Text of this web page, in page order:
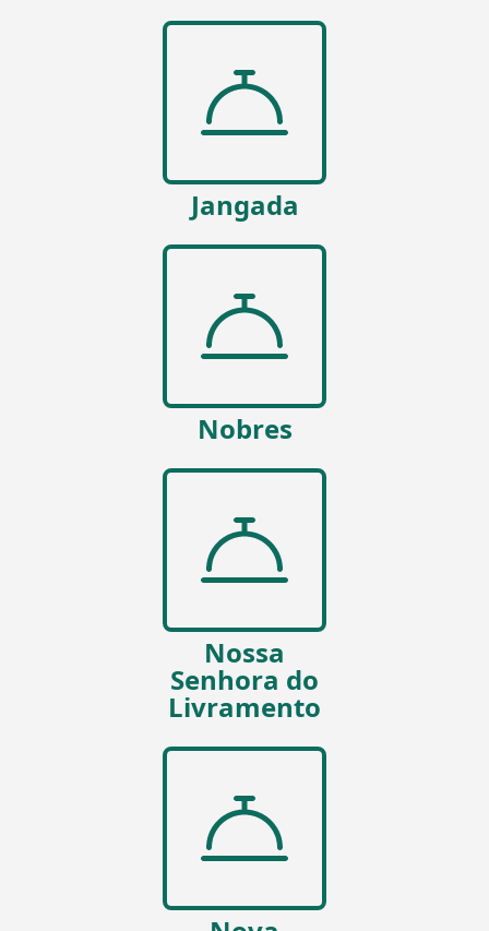
Jangada
Nobres
Nossa
Senhora do
Livramento